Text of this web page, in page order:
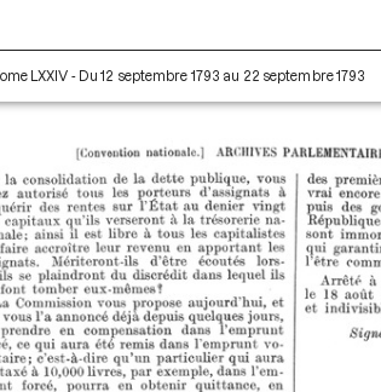
LXXIV - Du 12 septembre 1793 au 22 septembre 1793